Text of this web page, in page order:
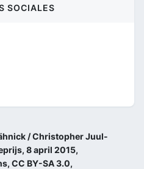
SOCIALES
/ Christopher Juul-
8 april 2015,
CC BY-SA 3.0,